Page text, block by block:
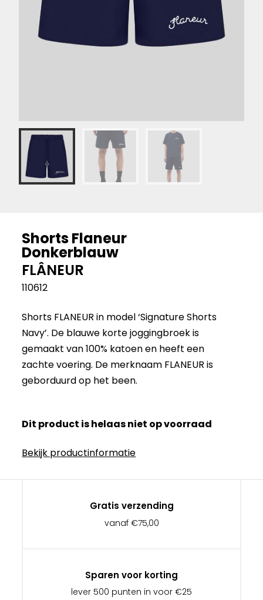
Shorts Flaneur
Donkerblauw
FLÂNEUR
110612
Shorts FLANEUR in model ‘Signature Shorts
Navy’. De blauwe korte joggingbroek is
gemaakt van 100% katoen en heeft een
zachte voering. De merknaam FLANEUR is
geborduurd op het been.
Dit product is helaas niet op voorraad
Bekijk productinformatie
Gratis verzending
vanaf €75,00
Sparen voor korting
lever 500 punten in voor €25